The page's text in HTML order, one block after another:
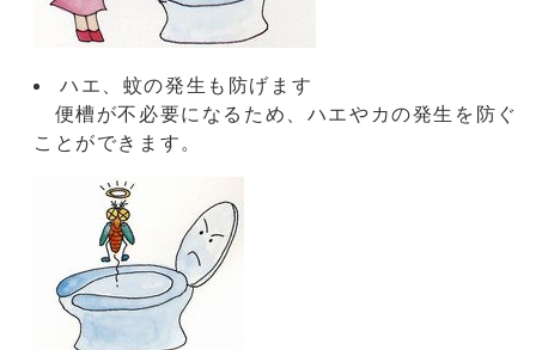
ハエ、蚊の発生も防げます
便槽が不必要になるため、ハエやカの発生を防ぐ
ことができます。